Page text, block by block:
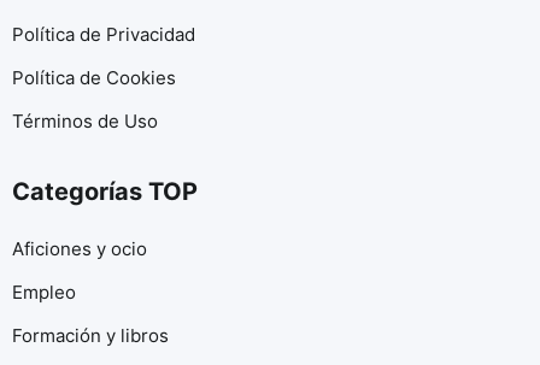
Política de Privacidad
Política de Cookies
Términos de Uso
Categorías TOP
Aficiones y ocio
Empleo
Formación y libros